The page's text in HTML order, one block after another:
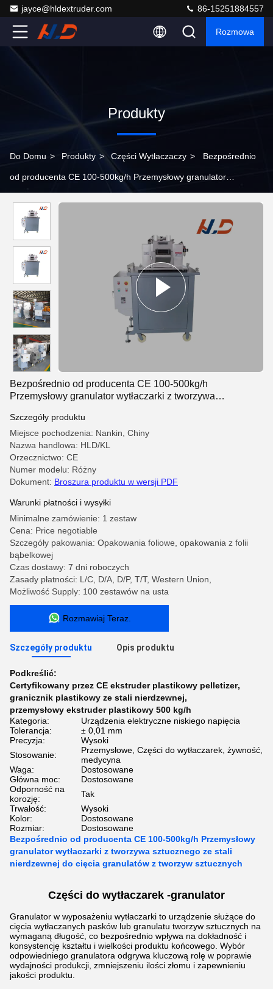
jayce@hldextruder.com 86-15251884557
Rozmowa
Produkty
Do Domu > Produkty > Części Wytłaczaczy > Bezpośrednio
od producenta CE 100-500kg/h Przemysłowy granulator
granulatów z tworzyw sztucznych
Bezpośrednio od producenta CE 100-500kg/h
Przemysłowy granulator wytłaczarki z tworzywa
tworzyw sztucznych
Szczegóły produktu
Miejsce pochodzenia: Nankin, Chiny
Nazwa handlowa: HLD/KL
Orzecznictwo: CE
Numer modelu: Różny
Dokument: Broszura produktu w wersji PDF
Warunki płatności i wysyłki
Minimalne zamówienie: 1 zestaw
Cena: Price negotiable
Szczegóły pakowania: Opakowania foliowe, opakowania z folii
bąbelkowej
Czas dostawy: 7 dni roboczych
Zasady płatności: L/C, D/A, D/P, T/T, Western Union,
Możliwość Supply: 100 zestawów na usta
Rozmawiaj Teraz.
Szczegóły produktu Opis produktu
Podkreślić:
Certyfikowany przez CE ekstruder plastikowy pelletizer,
granicznik plastikowy ze stali nierdzewnej,
przemysłowy ekstruder plastikowy 500 kg/h
Kategoria:
Urządzenia elektryczne niskiego napięcia
Tolerancja:
± 0,01 mm
Precyzja:
Wysoki
Stosowanie:
Przemysłowe, Części do wytłaczarek, żywność,
medycyna
Waga:
Dostosowane
Główna moc:
Dostosowane
Odporność na
korozję:
Tak
Trwałość:
Wysoki
Kolor:
Dostosowane
Rozmiar:
Dostosowane
Bezpośrednio od producenta CE 100-500kg/h Przemysłowy
granulator wytłaczarki z tworzywa sztucznego ze stali
nierdzewnej do cięcia granulatów z tworzyw sztucznych
Części do wytłaczarek -granulator
Granulator w wyposażeniu wytłaczarki to urządzenie służące do
cięcia wytłaczanych pasków lub granulatu tworzyw sztucznych na
wymaganą długość, co bezpośrednio wpływa na dokładność i
konsystencję kształtu i wielkości produktu końcowego. Wybór
odpowiedniego granulatora odgrywa kluczową rolę w poprawie
wydajności produkcji, zmniejszeniu ilości złomu i zapewnieniu
jakości produktu.